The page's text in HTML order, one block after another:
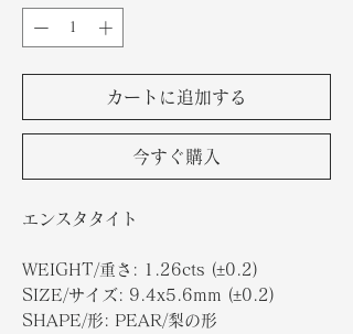
カートに追加する
今すぐ購入
エンスタタイト
WEIGHT/重さ: 1.26cts (±0.2)
SIZE/サイズ: 9.4x5.6mm (±0.2)
SHAPE/形: PEAR/梨の形